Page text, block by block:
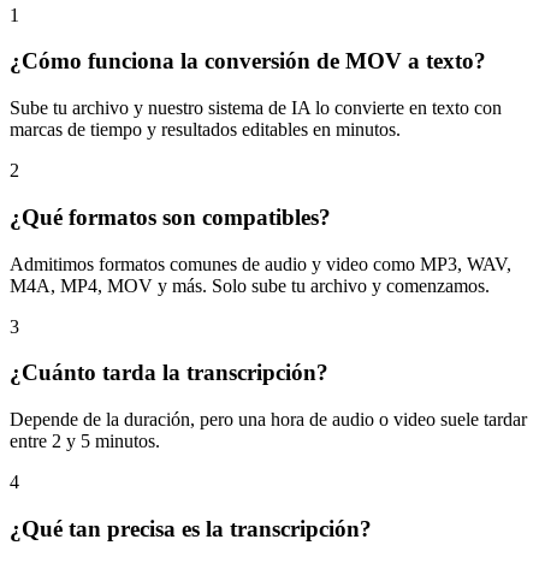
1
¿Cómo funciona la conversión de MOV a texto?
Sube tu archivo y nuestro sistema de IA lo convierte en texto con
marcas de tiempo y resultados editables en minutos.
2
¿Qué formatos son compatibles?
Admitimos formatos comunes de audio y video como MP3, WAV,
M4A, MP4, MOV y más. Solo sube tu archivo y comenzamos.
3
¿Cuánto tarda la transcripción?
Depende de la duración, pero una hora de audio o video suele tardar
entre 2 y 5 minutos.
4
¿Qué tan precisa es la transcripción?